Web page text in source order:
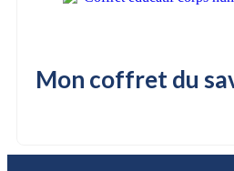
Mon coffret du